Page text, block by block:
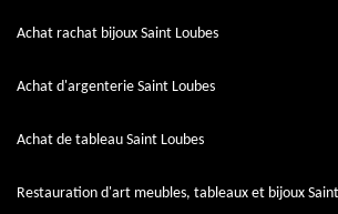
Achat rachat bijoux Saint Loubes
Achat d'argenterie Saint Loubes
Achat de tableau Saint Loubes
Restauration d'art meubles, tableaux et bijoux